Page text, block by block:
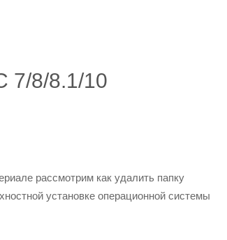
7/8/8.1/10
рассмотрим как удалить папку
установке операционной системы